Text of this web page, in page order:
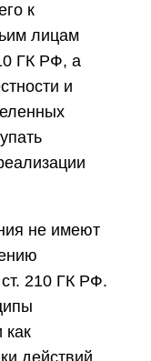
к
лицам
ГК РФ, а
и
не имеют
210 ГК РФ.
как
действий